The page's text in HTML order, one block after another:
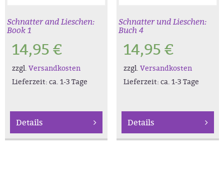
Schnatter and Lieschen:
Book 1
14,95€
zzgl. Versandkosten
Lieferzeit: ca. 1-3 Tage
Details
Schnatter und Lieschen:
Buch 4
14,95€
zzgl. Versandkosten
Lieferzeit: ca. 1-3 Tage
Details